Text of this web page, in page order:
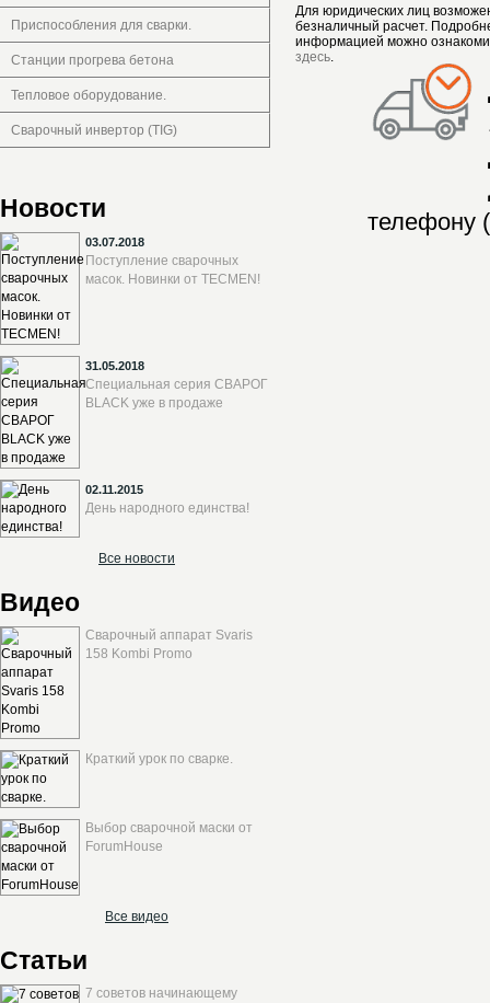
Приспособления для сварки.
Станции прогрева бетона
Тепловое оборудование.
Сварочный инвертор (TIG)
Новости
03.07.2018
Поступление сварочных
масок. Новинки от TECMEN!
31.05.2018
Специальная серия СВАРОГ
BLACK уже в продаже
02.11.2015
День народного единства!
Все новости
Видео
Сварочный аппарат Svaris
158 Kombi Promo
Краткий урок по сварке.
Выбор сварочной маски от
ForumHouse
Все видео
Статьи
7 советов начинающему
Для юридических лиц
безналичный расчет.
информацией можно
здесь.
телефону